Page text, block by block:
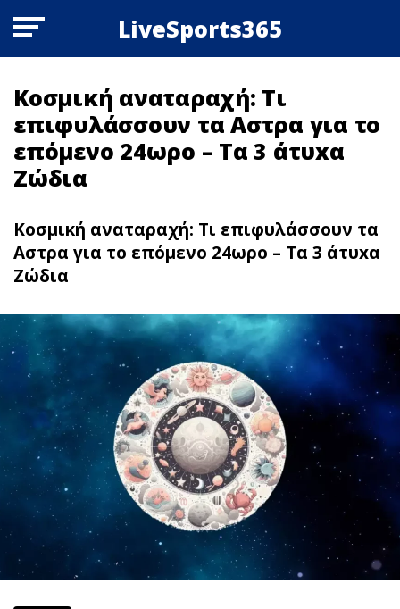
LiveSports365
Κοσμική αναταραχή: Τι
επιφυλάσσουν τα Aστρα για το
επόμενο 24ωρο – Τα 3 άτυxα
Ζώδια
Κοσμική αναταραχή: Τι επιφυλάσσουν τα
Aστρα για το επόμενο 24ωρο – Τα 3 άτυxα
Ζώδια